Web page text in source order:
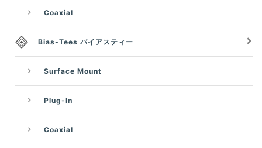
Coaxial
Bias-Tees バイアスティー
Surface Mount
Plug-In
Coaxial